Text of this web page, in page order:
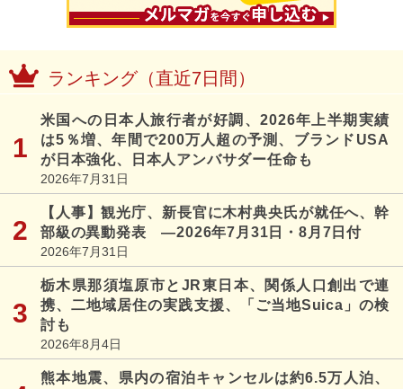
ランキング（直近7日間）
米国への日本人旅行者が好調、2026年上半期実績
は5％増、年間で200万人超の予測、ブランドUSA
が日本強化、日本人アンバサダー任命も
2026年7月31日
【人事】観光庁、新長官に木村典央氏が就任へ、幹
部級の異動発表 ―2026年7月31日・8月7日付
2026年7月31日
栃木県那須塩原市とJR東日本、関係人口創出で連
携、二地域居住の実践支援、「ご当地Suica」の検
討も
2026年8月4日
熊本地震、県内の宿泊キャンセルは約6.5万人泊、